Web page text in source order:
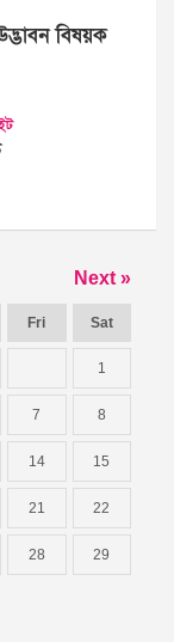
বিষয়ক
Next »
Fri Sat
1
7 8
14 15
21 22
28 29